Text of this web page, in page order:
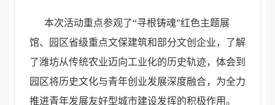
本次活动重点参观了“寻根铸魂”红色主题展
馆、园区省级重点文保建筑和部分文创企业，了解
了潍坊从传统农业迈向工业化的历史轨迹，体会到
园区将历史文化与青年创业发展深度融合，为全力
推进青年发展友好型城市建设发挥的积极作用。